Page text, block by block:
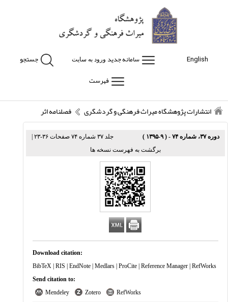
English سامانه جدید ورود به سایت
جستجو
فهرست
انتشارات پژوهشگاه میراث فرهنگی و گردشگری فصلنامه اثر
دوره ۳۷، شماره ۷۴ - ( ۹-۱۳۹۵ ) جلد ۳۷ شماره ۷۴ صفحات ۳۶-۲۳
برگشت به فهرست نسخه ها
Download citation:
BibTeX| RIS EndNote| Medlars| ProCite| Reference Manager| RefWorks
Send citation to:
Mendeley
Zotero RefWorks